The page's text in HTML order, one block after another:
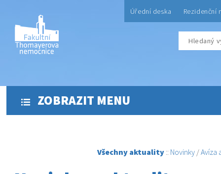
Úřední deska Rezidenční
ZOBRAZIT MENU
Všechny aktuality :: Novinky /Avíza